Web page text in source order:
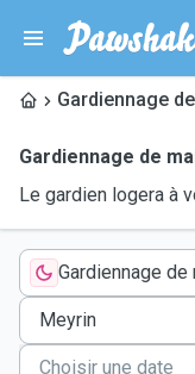
Gardiennage
Gardiennage de
Le gardien logera à
Gardiennage de